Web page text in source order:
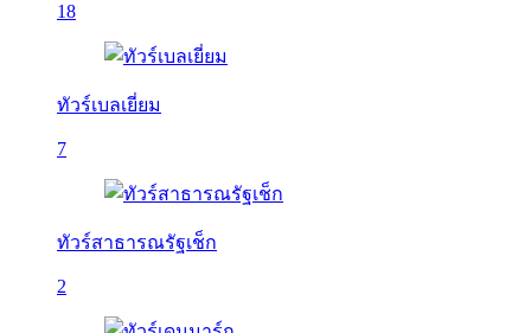
18
ทัวร์เบลเยี่ยม
7
ทัวร์สาธารณรัฐเช็ก
2